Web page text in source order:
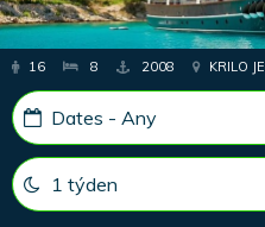
16 8 2008 KRILO